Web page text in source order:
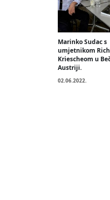
Marinko Sudac s
umjetnikom
Kriescheom u
Austriji.
02.06.2022.